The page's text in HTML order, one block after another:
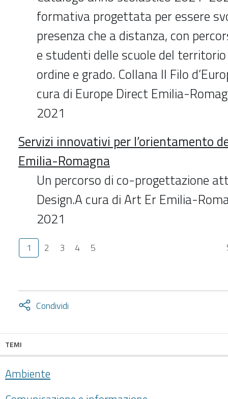
formativa progettata per essere
presenza che a distanza, con
e studenti delle scuole del
ordine e grado. Collana Il Filo
cura di Europe Direct Emilia-
2021
Servizi innovativi per l’orientamento
Emilia-Romagna
Un percorso di co-progettazione
Design.A cura di Art Er Emilia-
2021
1 2 3 4 5
Condividi
Attiva
TEMI
Ambiente